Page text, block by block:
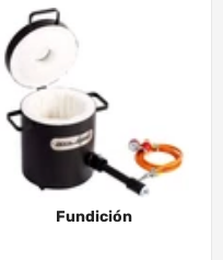
Fundición